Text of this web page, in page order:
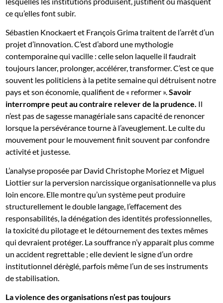
ce qu’elles font subir.
Sébastien Knockaert et François Grima traitent de l’arrêt d’un
projet d’innovation. C’est d’abord une mythologie
contemporaine qui vacille : celle selon laquelle il faudrait
toujours lancer, prolonger, accélérer, transformer. C’est ce que
souvent les politiciens à la petite semaine qui détruisent notre
pays et son économie, qualifient de « reformer ».Savoir
interrompre peut au contraire relever de la prudence. Il
n’est pas de sagesse managériale sans capacité de renoncer
lorsque la persévérance tourne à l’aveuglement. Le culte du
mouvement pour le mouvement finit souvent par confondre
activité et justesse.
L’analyse proposée par David Christophe Moriez et Miguel
Liottier sur la perversion narcissique organisationnelle va plus
loin encore. Elle montre qu’un système peut produire
structurellement le double langage, l’effacement des
responsabilités, la dénégation des identités professionnelles,
la toxicité du pilotage et le détournement des textes mêmes
qui devraient protéger. La souffrance n’y apparait plus comme
un accident regrettable ; elle devient le signe d’un ordre
institutionnel dérèglé, parfois même l’un de ses instruments
de stabilisation.
La violence des organisations n’est pas toujours